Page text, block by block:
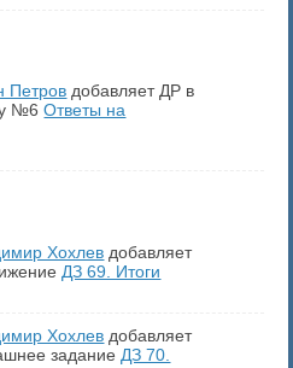
Петров добавляет ДР в
№6Ответы на
Хохлев добавляет
ДЗ 69. Итоги
Хохлев добавляет
задание ДЗ 70.